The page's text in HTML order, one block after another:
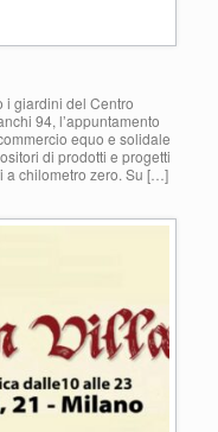
i giardini del Centro
94, l’appuntamento
equo e solidale
di prodotti e progetti
a chilometro zero. Su […]